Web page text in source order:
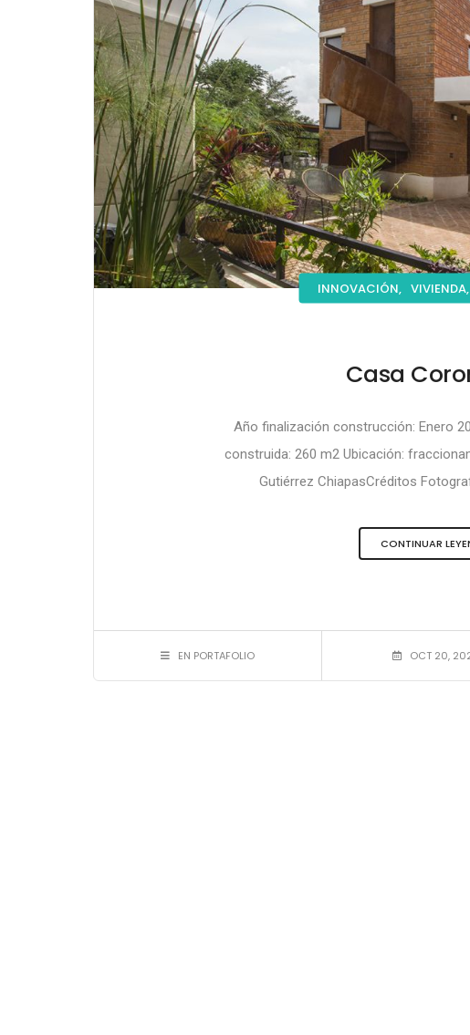
INNOVACIÓN, VIVIENDA,
Casa
Año finalización construcción: Enero
construida: 260 m2 Ubicación:
Gutiérrez ChiapasCréditos
CONTINUAR
EN PORTAFOLIO OCT 20,